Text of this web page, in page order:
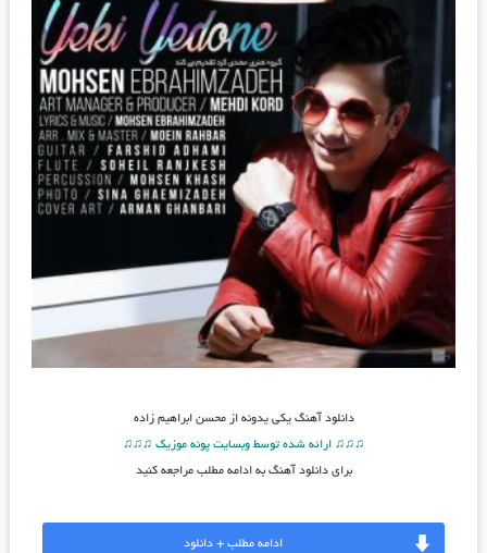
دانلود آهنگ یکی یدونه از محسن ابراهیم زاده
♫♫♫ ارائه شده توسط وبسایت پونه موزیک ♫♫♫
برای دانلود آهنگ به ادامه مطلب مراجعه کنید
ادامه مطلب + دانلود